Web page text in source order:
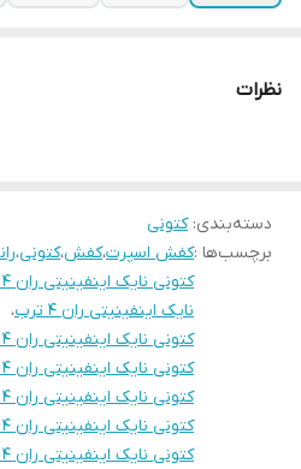
نظرات
دسته‌بندی:کتونی
برچسب‌ها :کفش اسپرت،کفش،کتونی،
کتونی نایک اینفینیتی ران ۴ ترب مستر کوالیتی
نایک اینفینیتی ران ۴ ترب
،
کتونی نایک اینفینیتی ران ۴ رانینگ مستر کوالیتی ویتنام
کتونی نایک اینفینیتی ران ۴ کفشباز شاپینگ ترب
کتونی نایک اینفینیتی ران ۴ زنانه و مردانه ترب اورجینال
کتونی نایک اینفینیتی ران ۴ ویتنام رانینگ
کتونی نایک اینفینیتی ران ۴ ویتنام مستر کوالیتی ترب